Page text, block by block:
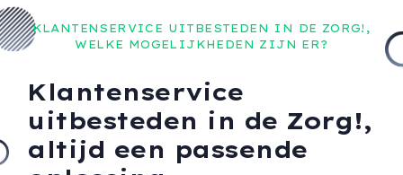
KLANTENSERVICE UITBESTEDEN IN DE ZORG!,
WELKE MOGELIJKHEDEN ZIJN ER?
Klantenservice
uitbesteden in de Zorg!,
altijd een passende